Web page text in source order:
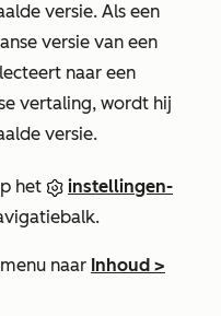
versie. Als een
versie van een
naar een
vertaling, wordt hij
versie.
het
instellingen-
naar Inhoud >